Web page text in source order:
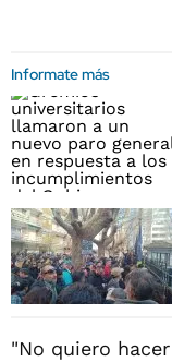
Informate más
"No quiero